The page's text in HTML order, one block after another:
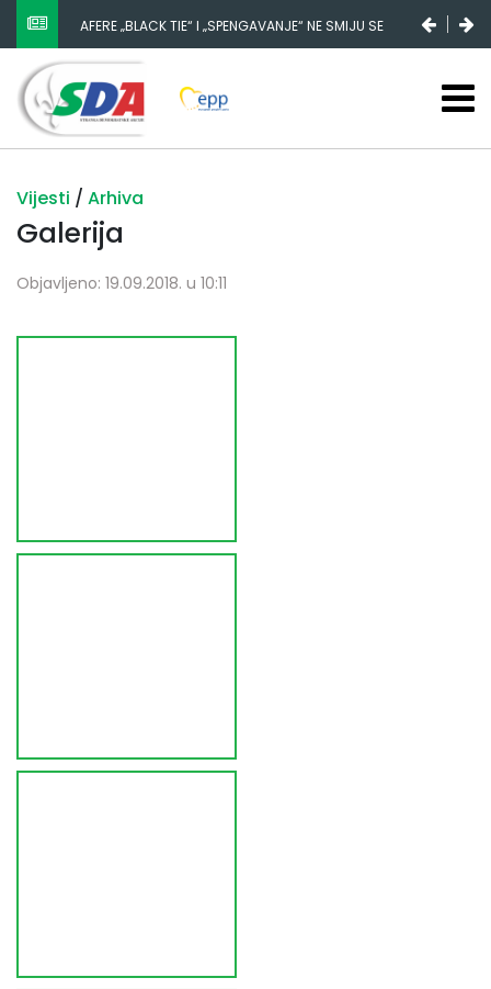
AFERE „BLACK TIE“ I „SPENGAVANJE“ NE SMIJU SE
ZATAŠKATI
Vijesti / Arhiva
Galerija
Objavljeno: 19.09.2018. u 10:11